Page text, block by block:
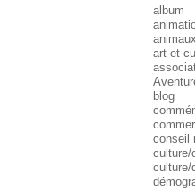
album
animaux
art et
blog
conseil
culture/
culture/